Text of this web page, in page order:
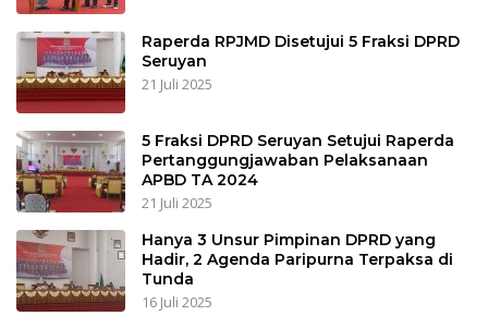
Raperda RPJMD Disetujui 5 Fraksi DPRD
Seruyan
21 Juli 2025
5 Fraksi DPRD Seruyan Setujui Raperda
Pertanggungjawaban Pelaksanaan
APBD TA 2024
21 Juli 2025
Hanya 3 Unsur Pimpinan DPRD yang
Hadir, 2 Agenda Paripurna Terpaksa di
Tunda
16 Juli 2025